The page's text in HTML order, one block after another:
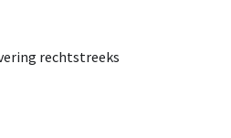
rechtstreeks